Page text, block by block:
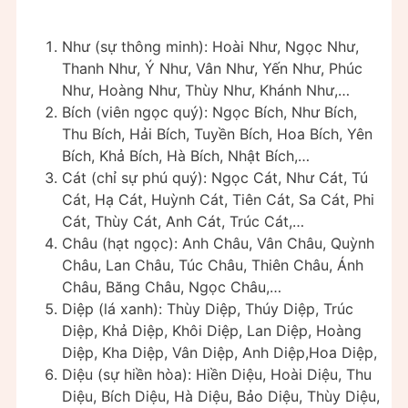
Như (sự thông minh): Hoài Như, Ngọc Như,
Thanh Như, Ý Như, Vân Như, Yến Như, Phúc
Như, Hoàng Như, Thùy Như, Khánh Như,…
Bích (viên ngọc quý): Ngọc Bích, Như Bích,
Thu Bích, Hải Bích, Tuyền Bích, Hoa Bích, Yên
Bích, Khả Bích, Hà Bích, Nhật Bích,…
Cát (chỉ sự phú quý): Ngọc Cát, Như Cát, Tú
Cát, Hạ Cát, Huỳnh Cát, Tiên Cát, Sa Cát, Phi
Cát, Thùy Cát, Anh Cát, Trúc Cát,…
Châu (hạt ngọc): Anh Châu, Vân Châu, Quỳnh
Châu, Lan Châu, Túc Châu, Thiên Châu, Ánh
Châu, Băng Châu, Ngọc Châu,…
Diệp (lá xanh): Thùy Diệp, Thúy Diệp, Trúc
Diệp, Khả Diệp, Khôi Diệp, Lan Diệp, Hoàng
Diệp, Kha Diệp, Vân Diệp, Anh Diệp,Hoa Diệp,
Diệu (sự hiền hòa): Hiền Diệu, Hoài Diệu, Thu
Diệu, Bích Diệu, Hà Diệu, Bảo Diệu, Thùy Diệu,